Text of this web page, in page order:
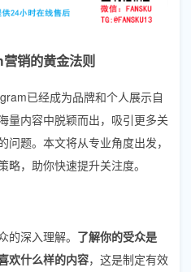
销的黄金法则
已经成为品牌和个人展示自
量内容中脱颖而出，吸引更多关
题。本文将从专业角度出发，
，助你快速提升关注度。
深入理解。 了解你的受众是
欢什么样的内容，这是制定有效